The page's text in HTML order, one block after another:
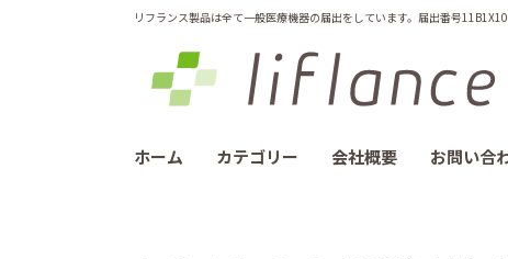
リフランス製品は全て一般医療機器の届出をしています。届出番号
ホーム カテゴリー 会社概要 お問い合